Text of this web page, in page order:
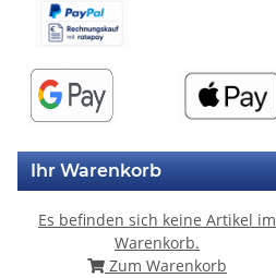
Ihr Warenkorb
Es befinden sich keine Artikel im
Warenkorb.
Zum Warenkorb